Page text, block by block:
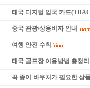
태국 디지털 입국 카드
중국 관광/상용비자 안내
여행 안전 수칙
태국 골프장 이용방법 총정리
꼭 종이 바우처가 필요한 상